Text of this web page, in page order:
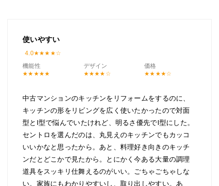
使いやすい
4.0
機能性
デザイン 価格
中古マンションのキッチンをリフォームをするのに、
キッチンの形をリビングを広く使いたかったので対面
型とI型で悩んでいたけれど、明るさ優先でI型にした。
セントロを選んだのは、丸見えのキッチンでもカッコ
いいかなと思ったから。あと、料理好き向きのキッチ
ンだとどこかで見たから。とにかく今ある大量の調理
道具をスッキリ仕舞えるのがいい。ごちゃごちゃしな
い。家族にもわかりやすいし、取り出しやすい。あ